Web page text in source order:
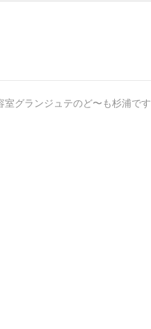
グランジュテのど〜も杉浦です